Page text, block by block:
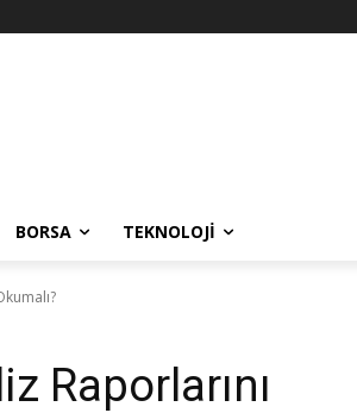
BORSA TEKNOLOJI
Raporlarını